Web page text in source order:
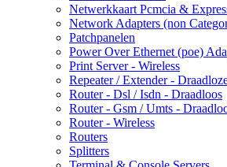
Netwerkkaart Pcmcia &
Network Adapters (non
Patchpanelen
Power Over Ethernet (poe)
Print Server - Wireless
Repeater / Extender -
Router - Dsl / Isdn - Draadloos
Router - Gsm / Umts -
Router - Wireless
Routers
Splitters